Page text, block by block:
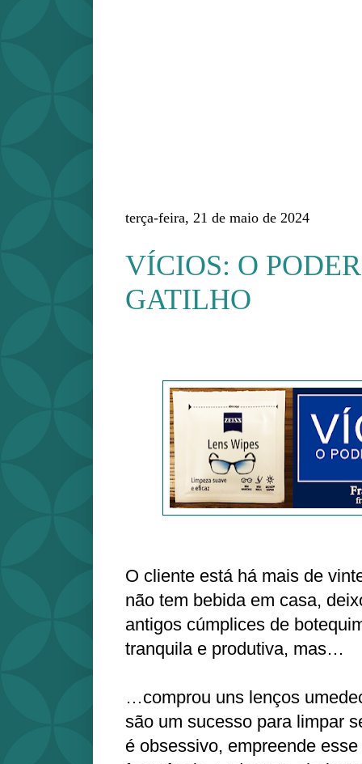
terça-feira, 21 de maio de 2024
VÍCIOS: O
GATILHO
O cliente está há mais de
não tem bebida em casa,
antigos cúmplices de
tranquila e produtiva, mas…
…comprou uns lenços
são um sucesso para limpar
é obsessivo, empreende